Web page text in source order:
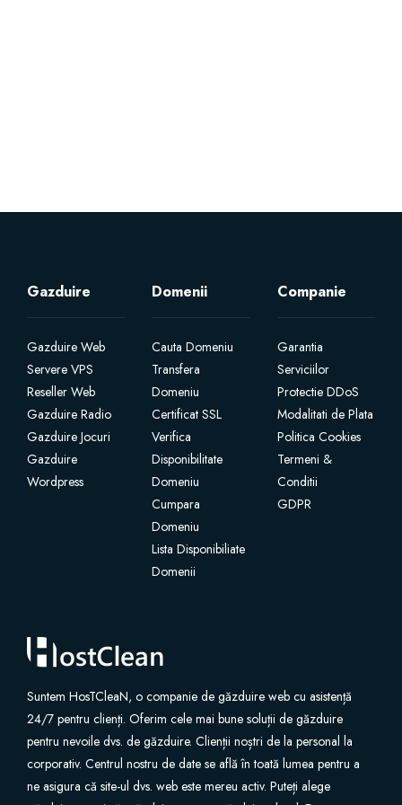
Licente WHMXtra
Servere Dedicate
Aplicatii Mobil
SSL Certifikat
Sidbyggare
Professional Email
Website Backup
VPN
SEO Tools
Gazduire
Gazduire Web
Servere VPS
Reseller Web
Gazduire Radio
Gazduire Jocuri
Gazduire
Wordpress
Domenii
Cauta Domeniu
Transfera
Domeniu
Certificat SSL
Verifica
Disponibilitate
Domeniu
Cumpara
Domeniu
Lista Disponibiliate
Domenii
Companie
Garantia
Serviciilor
Protectie DDoS
Modalitati de Plata
Politica Cookies
Termeni &
Conditii
GDPR
Suntem HosTCleaN, o companie de găzduire web cu asistență
24/7 pentru clienți. Oferim cele mai bune soluții de găzduire
pentru nevoile dvs. de găzduire. Clienții noștri de la personal la
corporativ. Centrul nostru de date se află în toată lumea pentru a
ne asigura că site-ul dvs. web este mereu activ. Puteți alege